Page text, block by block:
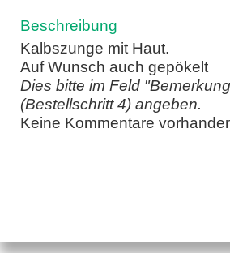
Beschreibung
Kalbszunge mit Haut.
Auf Wunsch auch gepökelt
Dies bitte im Feld
(Bestellschritt 4) angeben.
Keine Kommentare